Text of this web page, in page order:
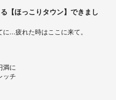
【ほっこりタウン】できまし
...疲れた時はここに来て。
満に
ッチ